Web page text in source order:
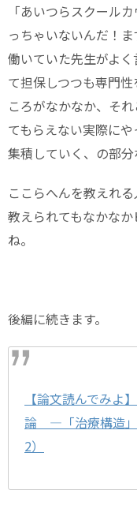
「あいつらスクール
っちゃいないんだ！
働いていた先生がよ
て担保しつつも専門
ころがなかなか、そ
てもらえない実際に
集積していく、の部分
ここらへんを教えれ
教えられてもなかな
ね。
後編に続きます。
【論文読んでみよ
論 ―「治療構造
2）